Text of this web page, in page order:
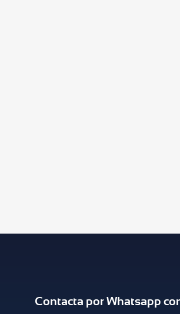
Contacta por Whatsapp